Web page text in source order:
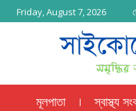
Friday, August 7, 2026
মূলপাতা স্বাস্থ্য